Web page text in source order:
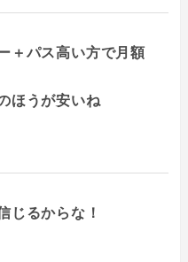
＋パス高い方で月額
ほうが安いね
じるからな！